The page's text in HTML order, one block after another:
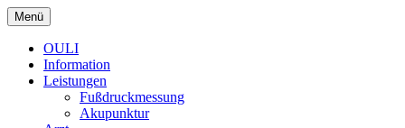
Zum
Inhalt
springen
Orthopädie Unfallchirurgie Dr.
med. Marc Fritschken
Menü
OULI
Information
Leistungen
Fußdruckmessung
Akupunktur